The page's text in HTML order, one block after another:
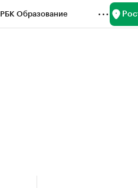
РБК Образование